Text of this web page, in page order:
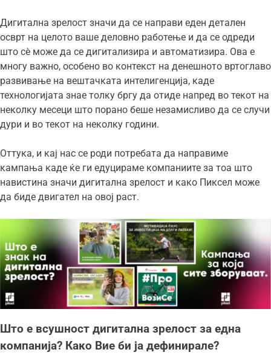
Дигитална зрелост значи да се направи еден детален
осврт на целото ваше деловно работење и да се одреди
што сѐ може да се дигитализира и автоматизира. Ова е
многу важно, особено во контекст на денешното вртоглаво
развивање на вештачката интелигенција, каде
технологијата знае толку бргу да отиде напред во текот на
неколку месеци што порано беше незамисливо да се случи
дури и во текот на неколку години.
Оттука, и кај нас се роди потребата да направиме
кампања каде ќе ги едуцираме компаниите за тоа што
навистина значи дигитална зрелост и како Пиксел може
да биде двигател на овој раст.
Што е всушност дигитална зрелост за една
компанија? Како Вие би ја дефинирале?